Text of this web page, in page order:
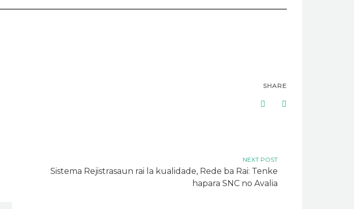
SHARE
NEXT POST
Sistema Rejistrasaun rai la kualidade, Rede ba Rai: Tenke
hapara SNC no Avalia